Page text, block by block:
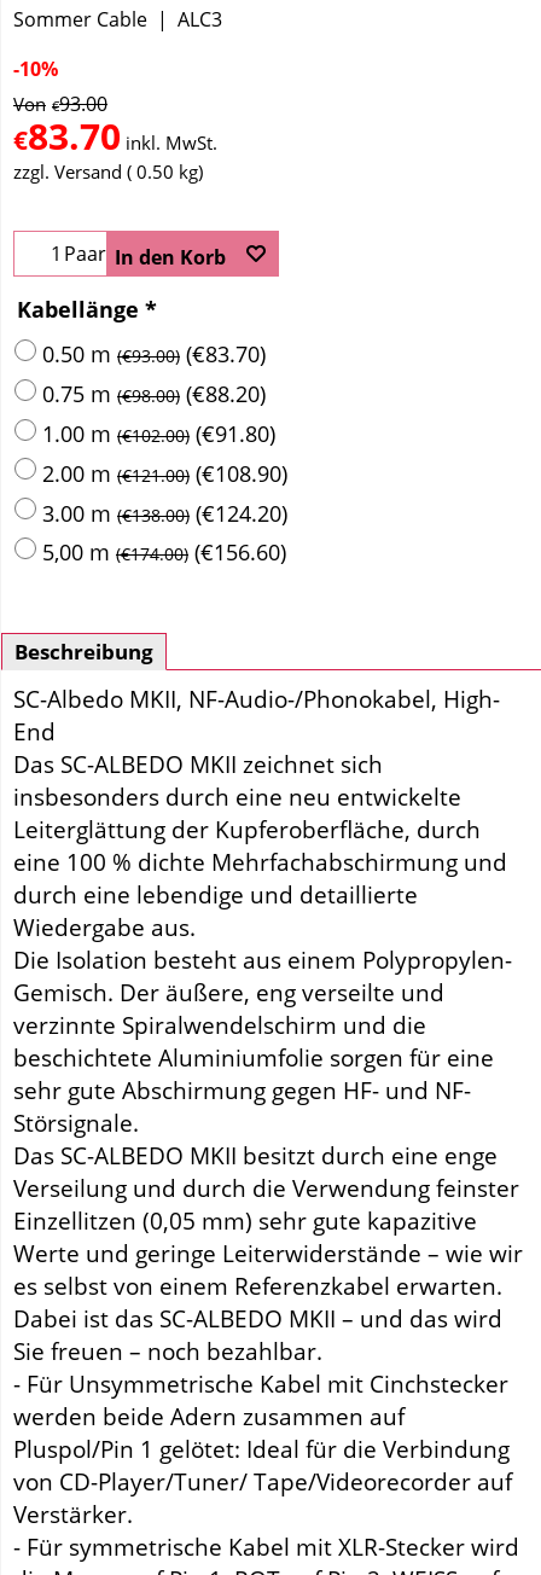
Sommer Cable
ALC3
-10%
Von €93.00
€83.70 inkl. MwSt.
zzgl. Versand
0.50 kg
Paar In den Korb
Kabellänge *
0.50 m (€93.00) (€83.70)
0.75 m (€98.00) (€88.20)
1.00 m (€102.00) (€91.80)
2.00 m (€121.00) (€108.90)
3.00 m (€138.00) (€124.20)
5,00 m (€174.00) (€156.60)
Beschreibung
SC-Albedo MKII, NF-Audio-/Phonokabel, High-
End
Das SC-ALBEDO MKII zeichnet sich
insbesonders durch eine neu entwickelte
Leiterglättung der Kupferoberfläche, durch
eine 100 % dichte Mehrfachabschirmung und
durch eine lebendige und detaillierte
Wiedergabe aus.
Die Isolation besteht aus einem Polypropylen-
Gemisch. Der äußere, eng verseilte und
verzinnte Spiralwendelschirm und die
beschichtete Aluminiumfolie sorgen für eine
sehr gute Abschirmung gegen HF- und NF-
Störsignale.
Das SC-ALBEDO MKII besitzt durch eine enge
Verseilung und durch die Verwendung feinster
Einzellitzen (0,05 mm) sehr gute kapazitive
Werte und geringe Leiterwiderstände – wie wir
es selbst von einem Referenzkabel erwarten.
Dabei ist das SC-ALBEDO MKII – und das wird
Sie freuen – noch bezahlbar.
- Für Unsymmetrische Kabel mit Cinchstecker
werden beide Adern zusammen auf
Pluspol/Pin 1 gelötet: Ideal für die Verbindung
von CD-Player/Tuner/ Tape/Videorecorder auf
Verstärker.
- Für symmetrische Kabel mit XLR-Stecker wird